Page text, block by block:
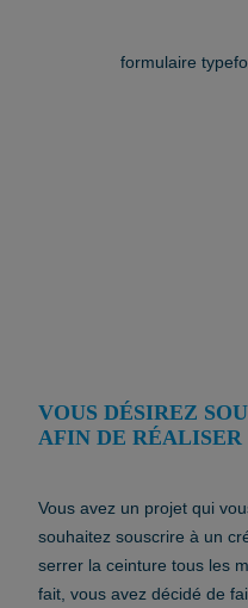
formulaire
VOUS DÉSIREZ
AFIN DE RÉALISER
Vous avez un projet qui
souhaitez souscrire à un
serrer la ceinture tous les
fait, vous avez décidé de